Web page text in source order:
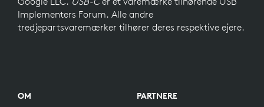
Implementers Forum. Alle andre
tredjepartsvaremærker tilhører deres respektive ejere.
OM PARTNERE